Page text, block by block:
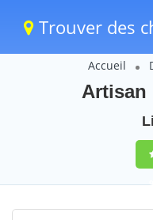
Trouver des
Accueil
Artisan